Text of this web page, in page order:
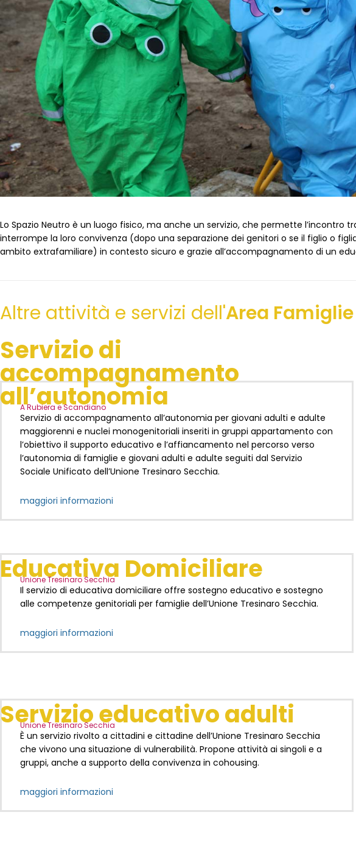
Lo Spazio Neutro è un luogo fisico, ma anche un servizio, che permette l’incontro
interrompe la loro convivenza (dopo una separazione dei genitori o se il figlio o
ambito extrafamiliare) in contesto sicuro e grazie all’accompagnamento di un
Altre attività e servizi dell'Area Famiglie
Servizio di
accompagnamento
all’autonomia
A Rubiera e Scandiano
Servizio di accompagnamento all’autonomia per giovani adulti e adulte
maggiorenni e nuclei monogenitoriali inseriti in gruppi appartamento con
l’obiettivo il supporto educativo e l’affiancamento nel percorso verso
l’autonomia di famiglie e giovani adulti e adulte seguiti dal Servizio
Sociale Unificato dell’Unione Tresinaro Secchia.
maggiori informazioni
Educativa Domiciliare
Unione Tresinaro Secchia
Il servizio di educativa domiciliare offre sostegno educativo e sostegno
alle competenze genitoriali per famiglie dell’Unione Tresinaro Secchia.
maggiori informazioni
Servizio educativo adulti
Unione Tresinaro Secchia
È un servizio rivolto a cittadini e cittadine dell’Unione Tresinaro Secchia
che vivono una situazione di vulnerabilità. Propone attività ai singoli e a
gruppi, anche a supporto della convivenza in cohousing.
maggiori informazioni